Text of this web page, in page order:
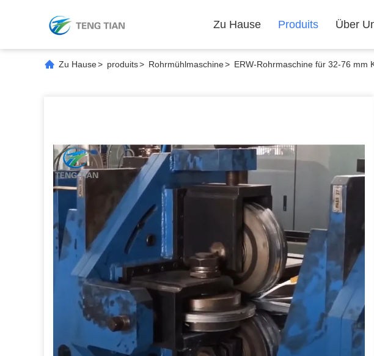
Zu Hause Produits Über
Zu Hause> produits> Rohrmühlmaschine> ERW-Rohrmaschine für 32-76 mm